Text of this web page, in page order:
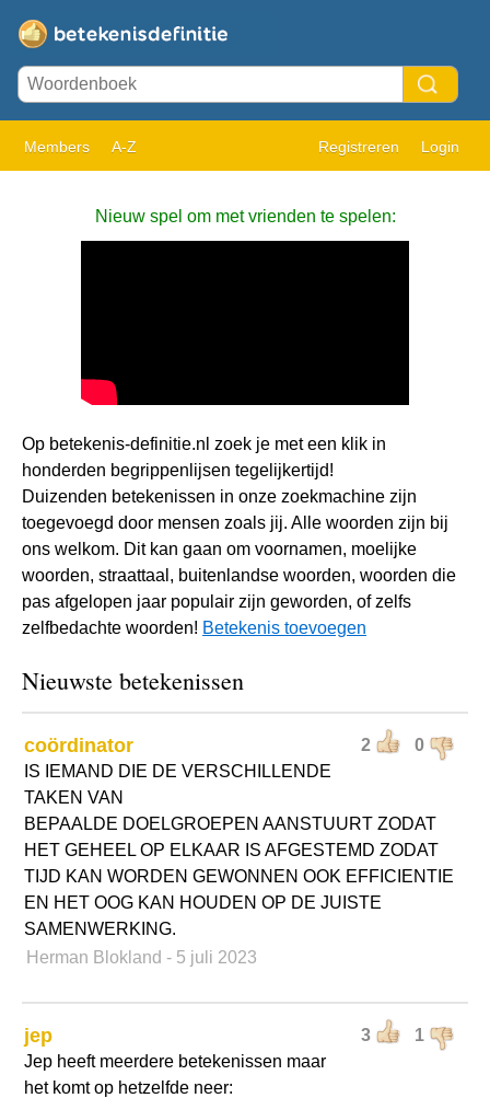
Members A-Z Registreren Login
Nieuw spel om met vrienden te spelen:
Op betekenis-definitie.nl zoek je met een klik in
honderden begrippenlijsen tegelijkertijd!
Duizenden betekenissen in onze zoekmachine zijn
toegevoegd door mensen zoals jij. Alle woorden zijn bij
ons welkom. Dit kan gaan om voornamen, moelijke
woorden, straattaal, buitenlandse woorden, woorden die
pas afgelopen jaar populair zijn geworden, of zelfs
zelfbedachte woorden! Betekenis toevoegen
Nieuwste betekenissen
2 0
coördinator
IS IEMAND DIE DE VERSCHILLENDE
TAKEN VAN
BEPAALDE DOELGROEPEN AANSTUURT ZODAT
HET GEHEEL OP ELKAAR IS AFGESTEMD ZODAT
TIJD KAN WORDEN GEWONNEN OOK EFFICIENTIE
EN HET OOG KAN HOUDEN OP DE JUISTE
SAMENWERKING.
Herman Blokland - 5 juli 2023
3 1
jep
Jep heeft meerdere betekenissen maar
het komt op hetzelfde neer: